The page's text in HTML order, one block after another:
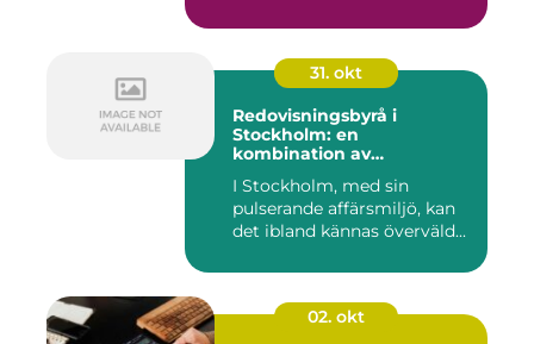
31. okt
Redovisningsbyrå i
Stockholm: en
kombination av
personlig service
I Stockholm, med sin
pulserande affärsmiljö, kan
det ibland kännas överväld...
02. okt